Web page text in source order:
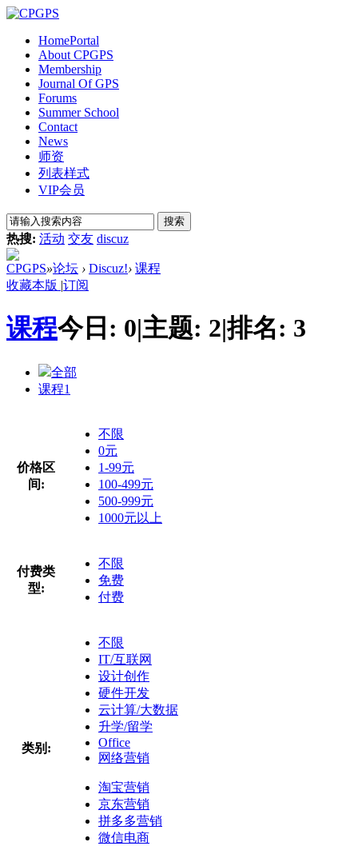
HomePortal
About CPGPS
Membership
Journal Of GPS
Forums
Summer School
Contact
News
师资
列表样式
VIP会员
搜索
热搜: 活动 交友 discuz
CPGPS»论坛 › Discuz!› 课程
收藏本版 |订阅
课程今日: 0|主题: 2|排名: 3
全部
课程1
价格区
间:
不限
0元
1-99元
100-499元
500-999元
1000元以上
付费类
型:
不限
免费
付费
类别:
不限
IT/互联网
设计创作
硬件开发
云计算/大数据
升学/留学
Office
网络营销
淘宝营销
京东营销
拼多多营销
微信电商